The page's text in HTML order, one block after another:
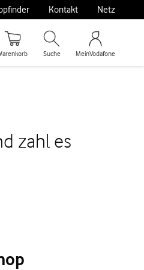
Kontakt Netz
Suche MeinVodafone
zahl es